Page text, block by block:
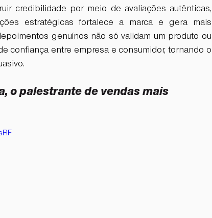
credibilidade por meio de avaliações autênticas,
estratégicas fortalece a marca e gera mais
genuínos não só validam um produto ou
confiança entre empresa e consumidor, tornando o
o palestrante de vendas mais